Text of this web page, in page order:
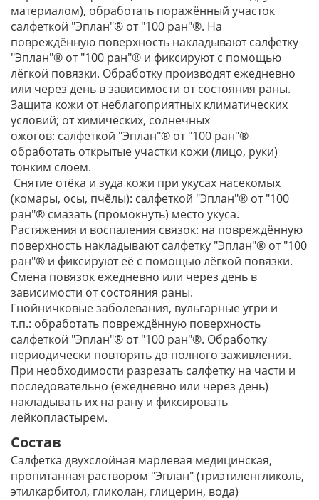
материалом), обработать поражённый участок
салфеткой "Эплан"® от "100 ран"®. На
повреждённую поверхность накладывают салфетку
"Эплан"® от "100 ран"® и фиксируют с помощью
лёгкой повязки. Обработку производят ежедневно
или через день в зависимости от состояния раны.
Защита кожи от неблагоприятных климатических
условий; от химических, солнечных
ожогов: салфеткой "Эплан"® от "100 ран"®
обработать открытые участки кожи (лицо, руки)
тонким слоем.
Снятие отёка и зуда кожи при укусах насекомых
(комары, осы, пчёлы): салфеткой "Эплан"® от "100
ран"® смазать (промокнуть) место укуса.
Растяжения и воспаления связок: на повреждённую
поверхность накладывают салфетку "Эплан"® от "100
ран"® и фиксируют её с помощью лёгкой повязки.
Смена повязок ежедневно или через день в
зависимости от состояния раны.
Гнойничковые заболевания, вульгарные угри и
т.п.: обработать повреждённую поверхность
салфеткой "Эплан"® от "100 ран"®. Обработку
периодически повторять до полного заживления.
При необходимости разрезать салфетку на части и
последовательно (ежедневно или через день)
накладывать их на рану и фиксировать
лейкопластырем.
Состав
Салфетка двухслойная марлевая медицинская,
пропитанная раствором "Эплан" (триэтиленгликоль,
этилкарбитол, гликолан, глицерин, вода)